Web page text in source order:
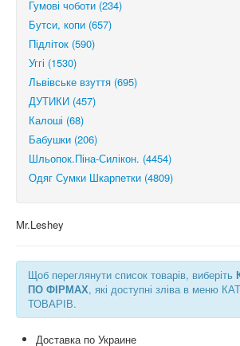
Гумові чоботи (234)
Бутси, копи (657)
Підліток (590)
Уггі (1530)
Львівське взуття (695)
ДУТИКИ (457)
Калоші (68)
Бабушки (206)
Шльопок.Піна-Силікон. (4454)
Одяг Сумки Шкарпетки (4809)
Mr.Leshey
Щоб переглянути список товарів, виберіть
ПО ФІРМАХ, які доступні зліва в меню
ТОВАРІВ.
Доставка по Украине